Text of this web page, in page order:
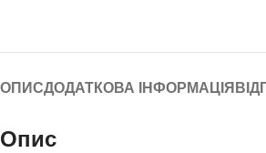
ОПИСДОДАТКОВА ІНФОРМАЦІЯ
Опис